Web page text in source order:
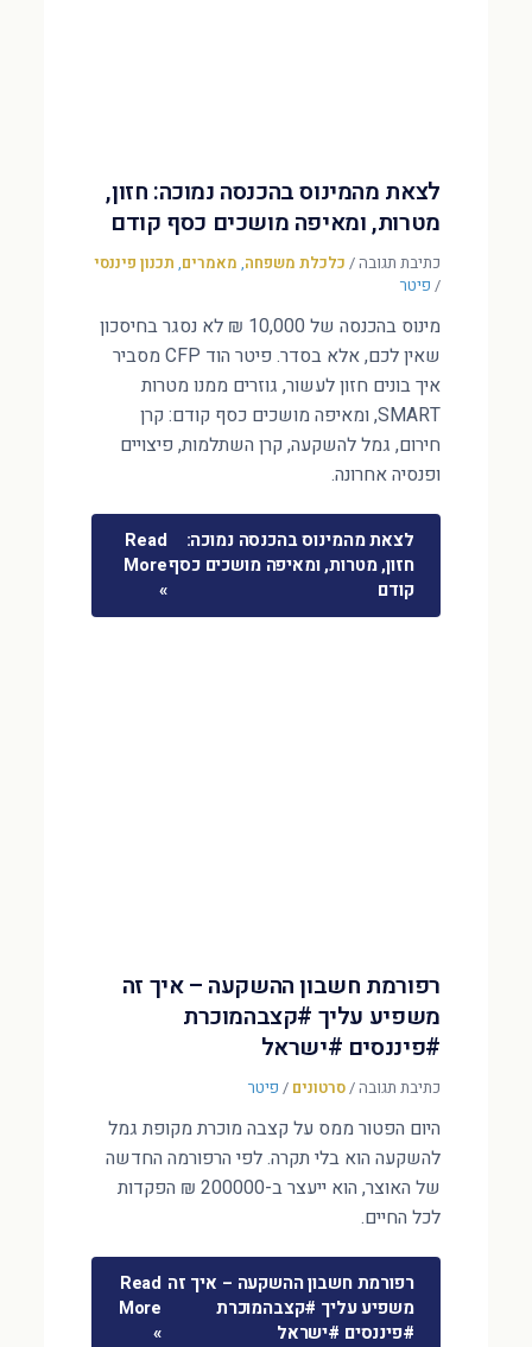
לצאת מהמינוס בהכנסה נמוכה: חזון,
מטרות, ומאיפה מושכים כסף קודם
כתיבת תגובה/ כלכלת משפחה, מאמרים, תכנון פיננסי
/ פיטר
מינוס בהכנסה של 10,000 ₪ לא נסגר בחיסכון
שאין לכם, אלא בסדר. פיטר הוד CFP מסביר
איך בונים חזון לעשור, גוזרים ממנו מטרות
SMART, ומאיפה מושכים כסף קודם: קרן
חירום, גמל להשקעה, קרן השתלמות, פיצויים
ופנסיה אחרונה.
לצאת מהמינוס בהכנסה נמוכה:
חזון, מטרות, ומאיפה מושכים כסף
קודם
Read
More
»
רפורמת חשבון ההשקעה – איך זה
משפיע עליך #קצבהמוכרת
#פיננסים #ישראל
כתיבת תגובה/סרטונים / פיטר
היום הפטור ממס על קצבה מוכרת מקופת גמל
להשקעה הוא בלי תקרה. לפי הרפורמה החדשה
של האוצר, הוא ייעצר ב-200000 ₪ הפקדות
לכל החיים.
רפורמת חשבון ההשקעה – איך זה
משפיע עליך #קצבהמוכרת
#פיננסים #ישראל
Read
More
»